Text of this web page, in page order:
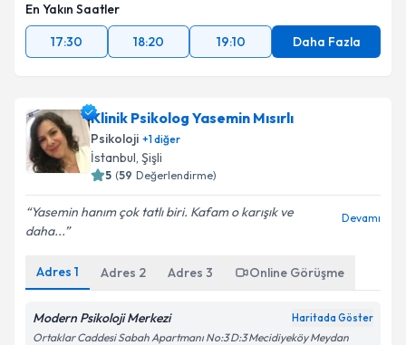
En Yakın Saatler
17:30
18:20 19:10 Daha Fazla
Klinik Psikolog Yasemin Mısırlı
Psikoloji +1diğer
İstanbul, Şişli
5 (59 Değerlendirme)
Yasemin hanım çok tatlı biri. Kafam o karışık ve
daha...
Devamı
Adres 1 Adres 2 Adres 3 Online Görüşme
Modern Psikoloji Merkezi Haritada Göster
Ortaklar Caddesi Sabah Apartmanı No:3 D:3 Mecidiyeköy Meydan